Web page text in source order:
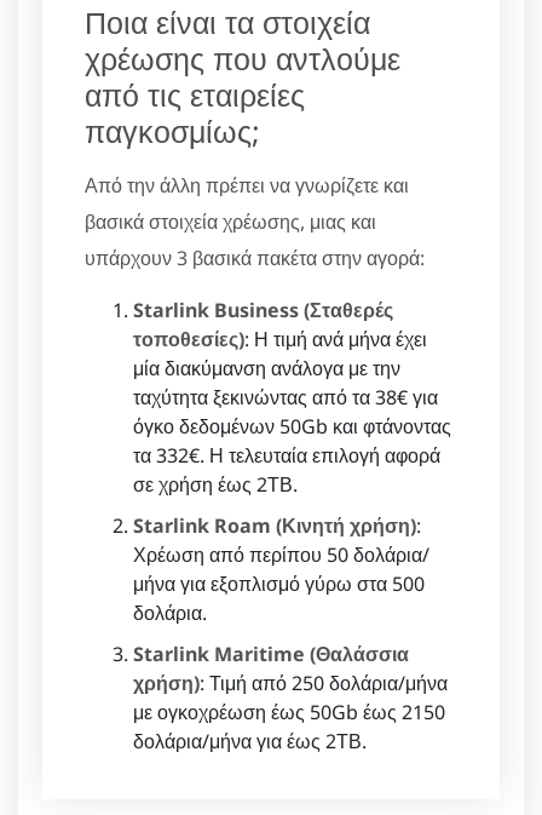
Ποια είναι τα στοιχεία
χρέωσης που αντλούμε
από τις εταιρείες
παγκοσμίως;
Από την άλλη πρέπει να γνωρίζετε και
βασικά στοιχεία χρέωσης, μιας και
υπάρχουν 3 βασικά πακέτα στην αγορά:
Starlink Business (Σταθερές
τοποθεσίες): Η τιμή ανά μήνα έχει
μία διακύμανση ανάλογα με την
ταχύτητα ξεκινώντας από τα 38€ για
όγκο δεδομένων 50Gb και φτάνοντας
τα 332€. Η τελευταία επιλογή αφορά
σε χρήση έως 2ΤΒ.
Starlink Roam (Κινητή χρήση):
Χρέωση από περίπου 50 δολάρια/
μήνα για εξοπλισμό γύρω στα 500
δολάρια.
Starlink Maritime (Θαλάσσια
χρήση): Τιμή από 250 δολάρια/μήνα
με ογκοχρέωση έως 50Gb έως 2150
δολάρια/μήνα για έως 2ΤΒ.